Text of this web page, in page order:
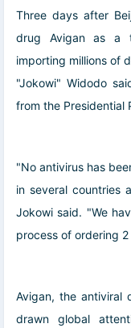
Three days after
drug Avigan as a
importing millions of
"Jokowi" Widodo
from the Presidential
"No antivirus has
in several countries
Jokowi said. "We
process of ordering 2
Avigan, the antiviral
drawn global